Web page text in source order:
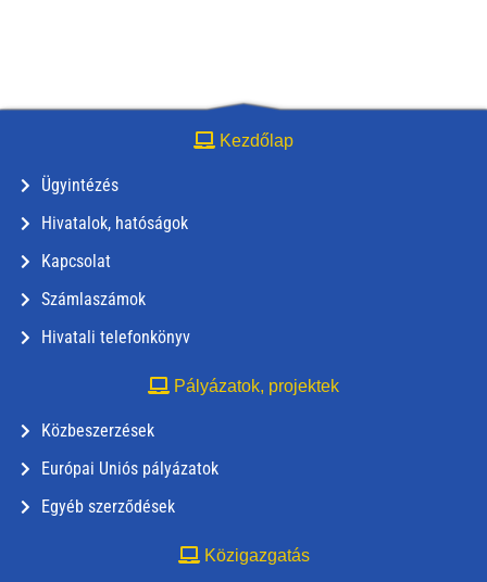
Kezdőlap
Ügyintézés
Hivatalok, hatóságok
Kapcsolat
Számlaszámok
Hivatali telefonkönyv
Pályázatok, projektek
Közbeszerzések
Európai Uniós pályázatok
Egyéb szerződések
Közigazgatás